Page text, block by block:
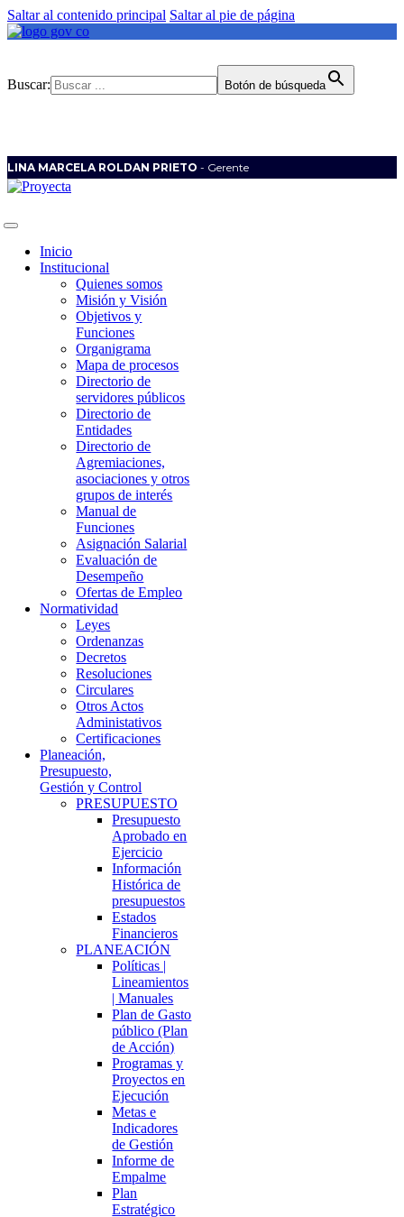
Saltar al contenido principal Saltar al pie de página
Buscar: Botón de búsqueda
LINA MARCELA ROLDAN PRIETO - Gerente
Inicio
Institucional
Quienes somos
Misión y Visión
Objetivos y
Funciones
Organigrama
Mapa de procesos
Directorio de
servidores públicos
Directorio de
Entidades
Directorio de
Agremiaciones,
asociaciones y otros
grupos de interés
Manual de
Funciones
Asignación Salarial
Evaluación de
Desempeño
Ofertas de Empleo
Normatividad
Leyes
Ordenanzas
Decretos
Resoluciones
Circulares
Otros Actos
Administativos
Certificaciones
Planeación,
Presupuesto,
Gestión y Control
PRESUPUESTO
Presupuesto
Aprobado en
Ejercicio
Información
Histórica de
presupuestos
Estados
Financieros
PLANEACIÓN
Políticas |
Lineamientos
| Manuales
Plan de Gasto
público (Plan
de Acción)
Programas y
Proyectos en
Ejecución
Metas e
Indicadores
de Gestión
Informe de
Empalme
Plan
Estratégico